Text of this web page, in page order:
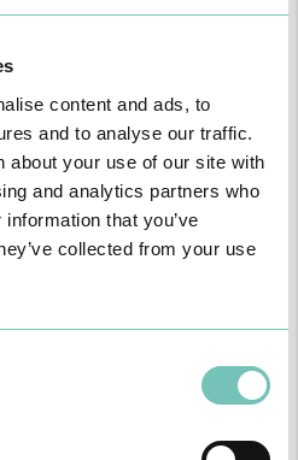
content and ads, to
and to analyse our traffic.
about your use of our site with
and analytics partners who
that you’ve
collected from your use